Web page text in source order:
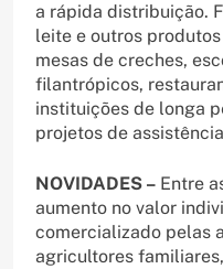
a rápida distribuição.
leite e outros
mesas de creches,
filantrópicos,
instituições de longa
projetos de
NOVIDADES – Entre
aumento no valor
comercializado pelas
agricultores